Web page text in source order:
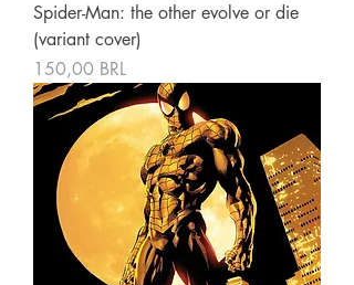
Spider-Man: the other evolve or die
(variant cover)
Precio
150,00 BRL